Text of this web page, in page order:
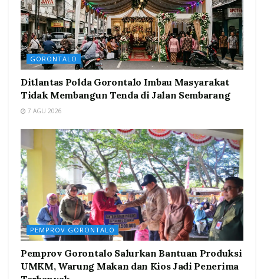
GORONTALO
Ditlantas Polda Gorontalo Imbau Masyarakat
Tidak Membangun Tenda di Jalan Sembarang
7 AGU 2026
PEMPROV GORONTALO
Pemprov Gorontalo Salurkan Bantuan Produksi
UMKM, Warung Makan dan Kios Jadi Penerima